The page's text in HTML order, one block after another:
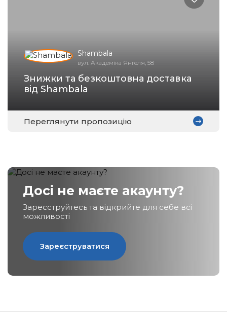
Shambala
вул. Академіка Янгеля, 58
Знижки та безкоштовна доставка
від Shambala
Переглянути пропозицію
Досі не маєте акаунту?
Зареєструйтесь та відкрийте для себе всі
можливості
Зареєструватися